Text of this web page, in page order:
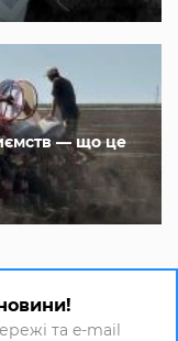
— що це
та e-mail